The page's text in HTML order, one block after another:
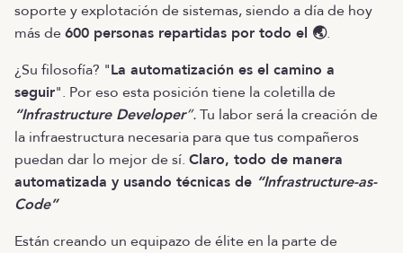
soporte y explotación de sistemas, siendo a día de hoy
más de600 personas repartidas por todo el 🌏.
¿Su filosofía? "La automatización es el camino a
seguir". Por eso esta posición tiene la coletilla de
“Infrastructure Developer”.Tu labor será la creación de
la infraestructura necesaria para que tus compañeros
puedan dar lo mejor de sí. Claro, todo de manera
automatizada y usando técnicas de “Infrastructure-as-
Code”
Están creando un equipazo de élite en la parte de